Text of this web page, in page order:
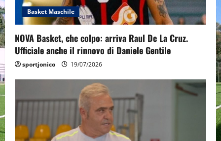
o
n
Basket Maschile
NOVA Basket, che colpo: arriva Raul De La Cruz.
Ufficiale anche il rinnovo di Daniele Gentile
sportjonico 19/07/2026